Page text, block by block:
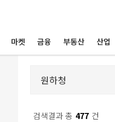
마켓 금융 부동산 산업
검색결과 총 477 건